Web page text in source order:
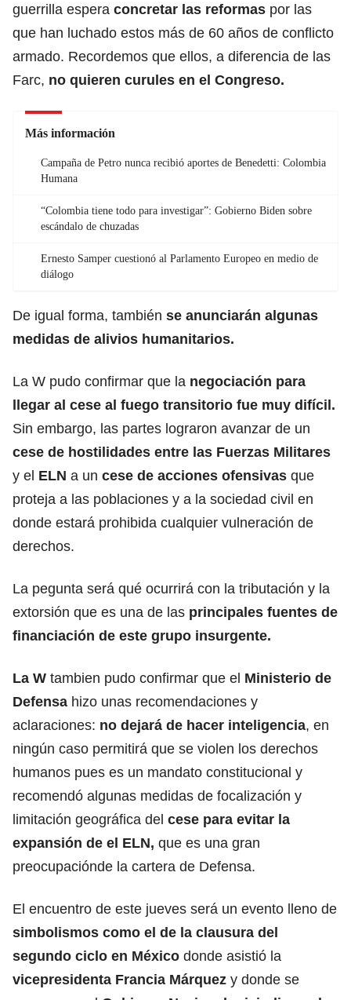
guerrilla espera concretar las reformas por las
que han luchado estos más de 60 años de conflicto
armado. Recordemos que ellos, a diferencia de las
Farc, no quieren curules en el Congreso.
Más información
Campaña de Petro nunca recibió aportes de Benedetti: Colombia
Humana
“Colombia tiene todo para investigar”: Gobierno Biden sobre
escándalo de chuzadas
Ernesto Samper cuestionó al Parlamento Europeo en medio de
diálogo
De igual forma, también se anunciarán algunas
medidas de alivios humanitarios.
La W pudo confirmar que la negociación para
llegar al cese al fuego transitorio fue muy difícil.
Sin embargo, las partes lograron avanzar de un
cese de hostilidades entre las Fuerzas Militares
y el ELN a un cese de acciones ofensivas que
proteja a las poblaciones y a la sociedad civil en
donde estará prohibida cualquier vulneración de
derechos.
La pegunta será qué ocurrirá con la tributación y la
extorsión que es una de las principales fuentes de
financiación de este grupo insurgente.
La W tambien pudo confirmar que el Ministerio de
Defensa hizo unas recomendaciones y
aclaraciones: no dejará de hacer inteligencia, en
ningún caso permitirá que se violen los derechos
humanos pues es un mandato constitucional y
recomendó algunas medidas de focalización y
limitación geográfica del cese para evitar la
expansión de el ELN, que es una gran
preocupaciónde la cartera de Defensa.
El encuentro de este jueves será un evento lleno de
simbolismos como el de la clausura del
segundo ciclo en México donde asistió la
vicepresidenta Francia Márquez y donde se